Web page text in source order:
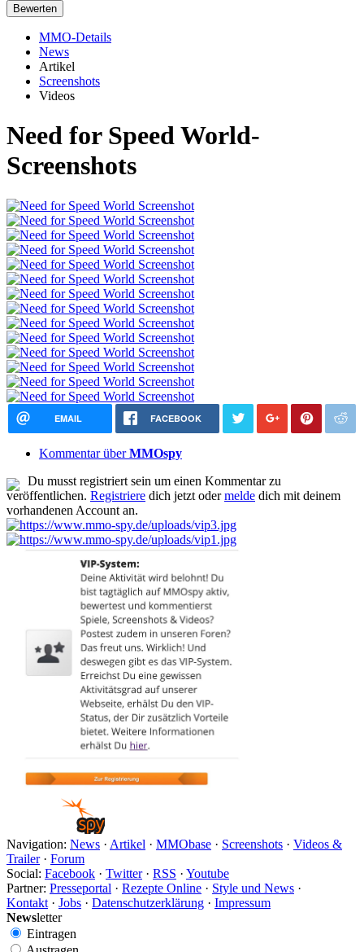
MMO-Details
News
Artikel
Screenshots
Videos
Need for Speed World-
Screenshots
EMAIL FACEBOOK
Kommentar überMMOspy
Du musst registriert sein um einen Kommentar zu
veröffentlichen. Registriere dich jetzt odermelde dich mit deinem
vorhandenen Account an.
Navigation: News · Artikel · MMObase · Screenshots · Videos &
Trailer· Forum
Social: Facebook · Twitter· RSS · Youtube
Partner: Presseportal · Rezepte Online · Style und News ·
Kontakt · Jobs · Datenschutzerklärung · Impressum
Newsletter
Eintragen